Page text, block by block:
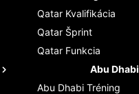
Qatar Kvalifikácia
Qatar Šprint
Qatar Funkcia
Abu Dhabi
Abu Dhabi Tréning